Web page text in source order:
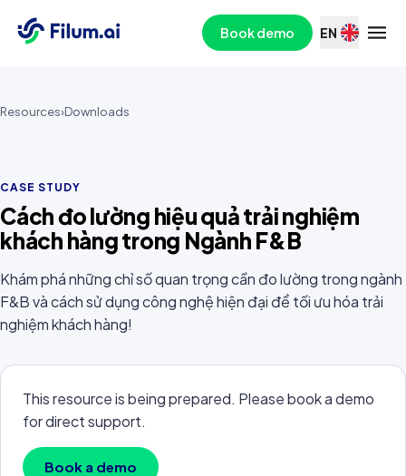
Book demo EN
Resources›Downloads
CASE STUDY
Cách đo lường hiệu quả trải nghiệm
khách hàng trong Ngành F&B
Khám phá những chỉ số quan trọng cần đo lường trong ngành
F&B và cách sử dụng công nghệ hiện đại để tối ưu hóa trải
nghiệm khách hàng!
This resource is being prepared. Please book a demo
for direct support.
Book a demo